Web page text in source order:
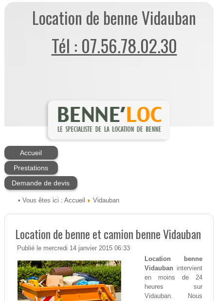
Location de benne Vidauban
Tél : 07.56.78.02.30
Accueil
Prestations
Demande de devis
• Vous êtes ici : Accueil Vidauban
Location de benne et camion benne Vidauban
Publié le mercredi 14 janvier 2015 06:33
Location benne
Vidauban intervient
en moins de 24
heures sur
Vidauban. Nous